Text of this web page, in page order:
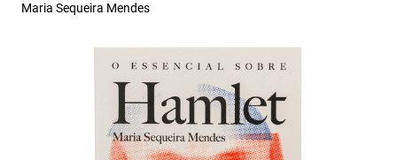
Maria Sequeira Mendes